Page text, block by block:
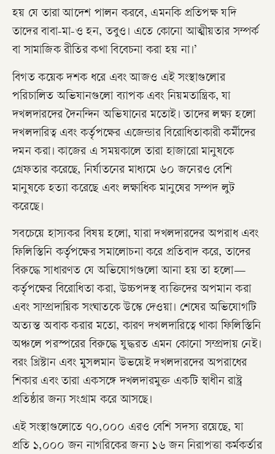
হয় যে তারা আদেশ পালন করবে, এমনকি প্রতিপক্ষ যদি
তাদের বাবা-মা-ও হন, তবুও। এতে কোনো আত্মীয়তার সম্পর্ক
বা সামাজিক রীতির কথা বিবেচনা করা হয় না।’
বিগত কয়েক দশক ধরে এবং আজও এই সংস্থাগুলোর
পরিচালিত অভিযানগুলো ব্যাপক এবং নিয়মতান্ত্রিক, যা
দখলদারদের দৈনন্দিন অভিযানের মতোই। তাদের লক্ষ্য হলো
দখলদারিত্ব এবং কর্তৃপক্ষের এজেন্ডার বিরোধিতাকারী কর্মীদের
দমন করা। কাজের এ সময়কালে তারা হাজারো মানুষকে
গ্রেফতার করেছে, নির্যাতনের মাধ্যমে ৬০ জনেরও বেশি
মানুষকে হত্যা করেছে এবং লক্ষাধিক মানুষের সম্পদ লুট
করেছে।
সবচেয়ে হাস্যকর বিষয় হলো, যারা দখলদারদের অপরাধ এবং
ফিলিস্তিনি কর্তৃপক্ষের সমালোচনা করে প্রতিবাদ করে, তাদের
বিরুদ্ধে সাধারণত যে অভিযোগগুলো আনা হয় তা হলো—
কর্তৃপক্ষের বিরোধিতা করা, উচ্চপদস্থ ব্যক্তিদের অপমান করা
এবং সাম্প্রদায়িক সংঘাতকে উস্কে দেওয়া। শেষের অভিযোগটি
অত্যন্ত অবাক করার মতো, কারণ দখলদারিত্বে থাকা ফিলিস্তিনি
অঞ্চলে পরস্পরের বিরুদ্ধে যুদ্ধরত এমন কোনো সম্প্রদায় নেই।
বরং খ্রিস্টান এবং মুসলমান উভয়েই দখলদারদের অপরাধের
শিকার এবং তারা একসঙ্গে দখলদারমুক্ত একটি স্বাধীন রাষ্ট্র
প্রতিষ্ঠার জন্য সংগ্রাম করে আসছে।
এই সংস্থাগুলোতে ৭০,০০০ এরও বেশি সদস্য রয়েছে, যা
প্রতি ১,০০০ জন নাগরিকের জন্য ১৬ জন নিরাপত্তা কর্মকর্তার